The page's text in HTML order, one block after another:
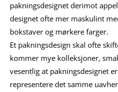
pakningsdesignet derimot
designet ofte mer maskulint
bokstaver og mørkere farger.
Et pakningsdesign skal ofte
kommer mye kolleksjoner,
vesentlig at pakningsdesignet
representere det samme